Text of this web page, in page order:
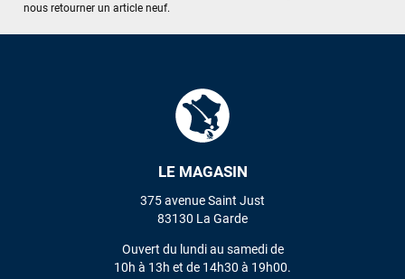
nous retourner un article neuf.
LE MAGASIN
375 avenue Saint Just
83130 La Garde
Ouvert du lundi au samedi de
10h à 13h et de 14h30 à 19h00.